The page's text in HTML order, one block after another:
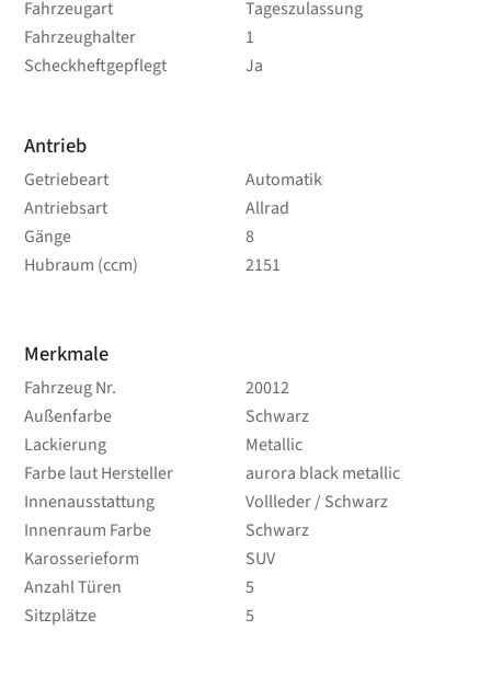
Fahrzeugart
Tageszulassung
Fahrzeughalter
1
Scheckheftgepflegt
Ja
Antrieb
Getriebeart
Automatik
Antriebsart
Allrad
Gänge
8
Hubraum (ccm)
2151
Merkmale
Fahrzeug Nr.
20012
Außenfarbe
Schwarz
Lackierung
Metallic
Farbe laut Hersteller
aurora black metallic
Innenausstattung
Vollleder / Schwarz
Innenraum Farbe
Schwarz
Karosserieform
SUV
Anzahl Türen
5
Sitzplätze
5